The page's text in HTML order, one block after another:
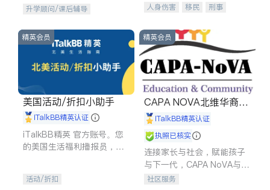
的学习潜力和动力。理念：
拥有成长型心态是成功的基
石。
升学顾问/课后辅导
伤害、车祸重伤、商业诉
建筑合同、刑事案件全包办
人身伤害 移民
刑事
信托/遗嘱
商业
索赔
律师-其它 保释
精英会员
美国活动/折扣小助手
iTalkBB精英认证
iTalkBB精英 官方账号。您
的美国生活福利播报员，精
专属福利。
活动/折扣
精英会员
CAPA NOVA北维华裔家
长会iTalkBB精英认证
执照已核实
连接家长与社会，赋能孩子
与下一代，CAPA NoVA与您
携手建设包容、公平、充满
社区服务